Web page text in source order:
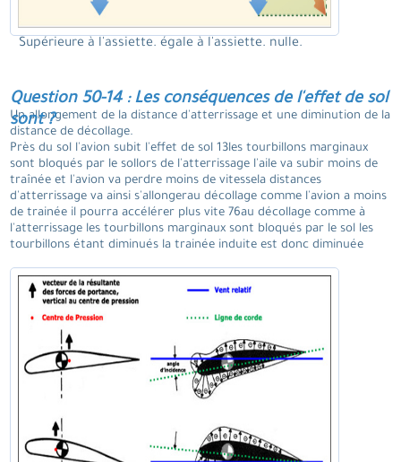
Supérieure à l'assiette. égale à l'assiette. nulle.
Question 50-14 : Les conséquences de l'effet de sol
sont ?
Un allongement de la distance d'atterrissage et une diminution de la
distance de décollage.
Près du sol l'avion subit l'effet de sol 13les tourbillons marginaux
sont bloqués par le sollors de l'atterrissage l'aile va subir moins de
traînée et l'avion va perdre moins de vitessela distances
d'atterrissage va ainsi s'allongerau décollage comme l'avion a moins
de trainée il pourra accélérer plus vite 76au décollage comme à
l'atterrissage les tourbillons marginaux sont bloqués par le sol les
tourbillons étant diminués la trainée induite est donc diminuée